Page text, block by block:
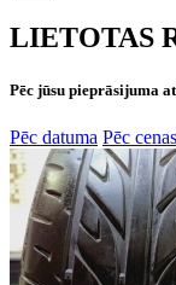
LIETOTAS
Pēc jūsu pieprāsijuma
Pēc datuma Pēc cenas